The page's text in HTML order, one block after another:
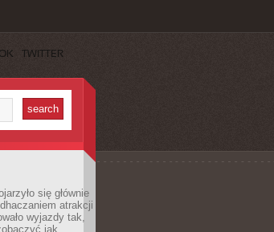
TWITTER
się głównie
atrakcji
wyjazdy tak,
jak